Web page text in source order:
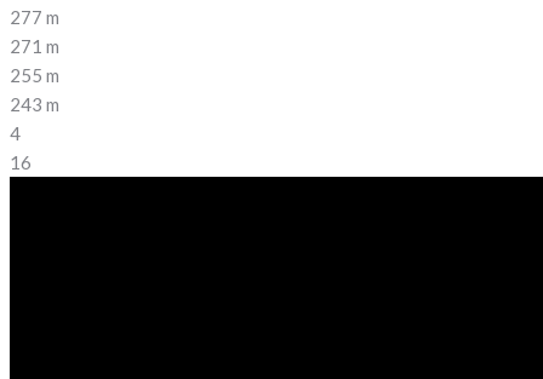
277 m
271 m
255 m
243 m
4
16